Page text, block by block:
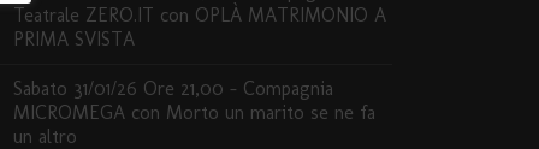
Teatrale ZERO.IT con OPLÀ MATRIMONIO A
PRIMA SVISTA
Sabato 31/01/26 Ore 21,00 – Compagnia
MICROMEGA con Morto un marito se ne fa
un altro